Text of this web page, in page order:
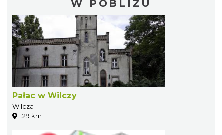
W POBLIŻU
Pałac w Wilczy
Wilcza
1.29 km